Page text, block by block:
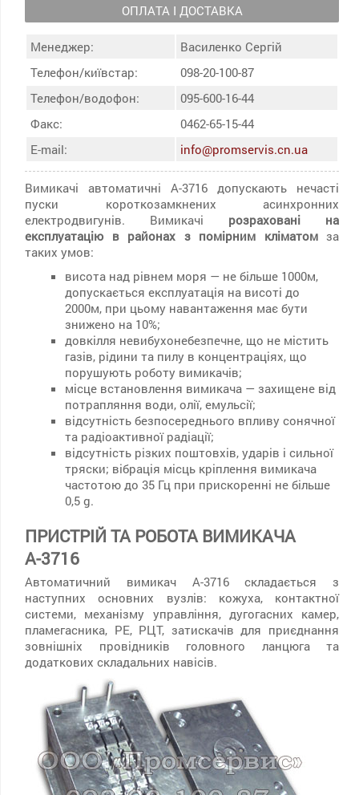
ОПЛАТА І ДОСТАВКА
Менеджер:
Василенко Сергій
Телефон/київстар:
098-20-100-87
Телефон/водофон:
095-600-16-44
Факс:
0462-65-15-44
E-mail:
info@promservis.cn.ua
Вимикачі автоматичні А-3716 допускають нечасті
пуски короткозамкнених асинхронних
електродвигунів. Вимикачі розраховані на
експлуатацію в районах з помірним кліматомза
таких умов:
висота над рівнем моря — не більше 1000м,
допускається експлуатація на висоті до
2000м, при цьому навантаження має бути
знижено на 10%;
довкілля невибухонебезпечне, що не містить
газів, рідини та пилу в концентраціях, що
порушують роботу вимикачів;
місце встановлення вимикача — захищене від
потрапляння води, олії, емульсії;
відсутність безпосереднього впливу сонячної
та радіоактивної радіації;
відсутність різких поштовхів, ударів і сильної
тряски; вібрація місць кріплення вимикача
частотою до 35 Гц при прискоренні не більше
0,5 g.
ПРИСТРІЙ ТА РОБОТА ВИМИКАЧА
А-3716
Автоматичний вимикач А-3716 складається з
наступних основних вузлів: кожуха, контактної
системи, механізму управління, дугогасних камер,
пламегасника, РЕ, РЦТ, затискачів для приєднання
зовнішніх провідників головного ланцюга та
додаткових складальних навісів.